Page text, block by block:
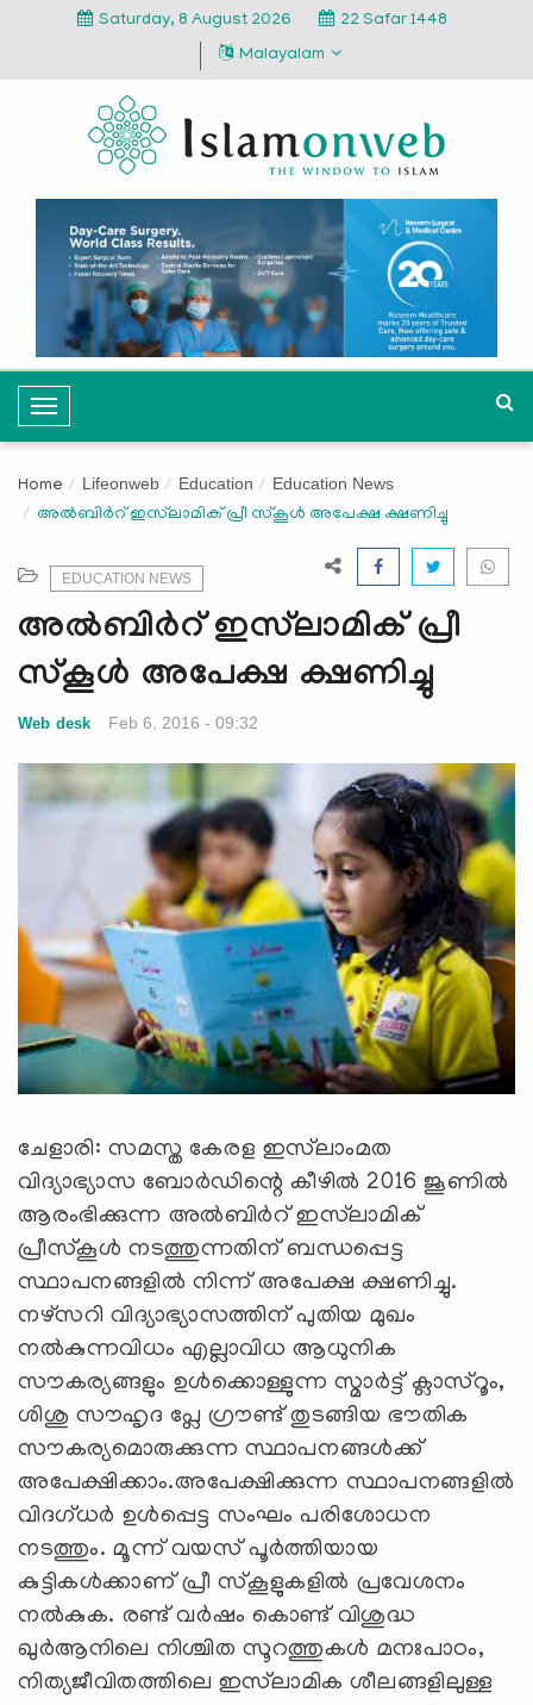
Saturday, 8 August 2026
22 Safar 1448
Malayalam
T
o
g
l
a
v
i
a
o
Home Lifeonweb Education Education News
അല്‍ബിര്‍റ് ഇസ്‌ലാമിക് പ്രീ സ്‌കൂള്‍ അപേക്ഷ ക്ഷണിച്ചു
EDUCATION NEWS
അല്‍ബിര്‍റ് ഇസ്‌ലാമിക് പ്രീ
സ്‌കൂള്‍ അപേക്ഷ ക്ഷണിച്ചു
Web desk Feb 6, 2016 - 09:32
ചേളാരി: സമസ്ത കേരള ഇസ്‌ലാംമത
വിദ്യാഭ്യാസ ബോര്‍ഡിന്റെ കീഴില്‍ 2016 ജൂണില്‍
ആരംഭിക്കുന്ന അല്‍ബിര്‍റ് ഇസ്‌ലാമിക്
പ്രീസ്‌കൂള്‍ നടത്തുന്നതിന് ബന്ധപ്പെട്ട
സ്ഥാപനങ്ങളില്‍ നിന്ന് അപേക്ഷ ക്ഷണിച്ചു.
നഴ്‌സറി വിദ്യാഭ്യാസത്തിന് പുതിയ മുഖം
നല്‍കുന്നവിധം എല്ലാവിധ ആധുനിക
സൗകര്യങ്ങളും ഉള്‍ക്കൊള്ളുന്ന സ്മാര്‍ട്ട് ക്ലാസ്‌റൂം,
ശിശു സൗഹൃദ പ്ലേ ഗ്രൗണ്ട് തുടങ്ങിയ ഭൗതിക
സൗകര്യമൊരുക്കുന്ന സ്ഥാപനങ്ങള്‍ക്ക്
അപേക്ഷിക്കാം.അപേക്ഷിക്കുന്ന സ്ഥാപനങ്ങളില്‍
വിദഗ്ധര്‍ ഉള്‍പ്പെട്ട സംഘം പരിശോധന
നടത്തും. മൂന്ന് വയസ് പൂര്‍ത്തിയായ
കുട്ടികള്‍ക്കാണ് പ്രീ സ്‌കൂളുകളില്‍ പ്രവേശനം
നല്‍കുക. രണ്ട് വര്‍ഷം കൊണ്ട് വിശുദ്ധ
ഖുര്‍ആനിലെ നിശ്ചിത സൂറത്തുകള്‍ മനഃപാഠം,
നിത്യജീവിതത്തിലെ ഇസ്‌ലാമിക ശീലങ്ങളിലുള്ള